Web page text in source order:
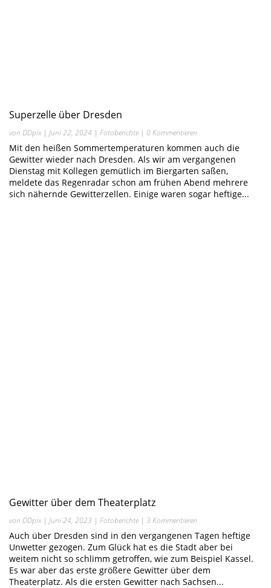
Superzelle über Dresden
von DDpix | Juni 22, 2024 | Fotoberichte | 0 Kommentieren
Mit den heißen Sommertemperaturen kommen auch die
Gewitter wieder nach Dresden. Als wir am vergangenen
Dienstag mit Kollegen gemütlich im Biergarten saßen,
meldete das Regenradar schon am frühen Abend mehrere
sich nähernde Gewitterzellen. Einige waren sogar heftige...
Gewitter über dem Theaterplatz
von DDpix | Juni 24, 2023 | Fotoberichte | 3 Kommentieren
Auch über Dresden sind in den vergangenen Tagen heftige
Unwetter gezogen. Zum Glück hat es die Stadt aber bei
weitem nicht so schlimm getroffen, wie zum Beispiel Kassel.
Es war aber das erste größere Gewitter über dem
Theaterplatz. Als die ersten Gewitter nach Sachsen...